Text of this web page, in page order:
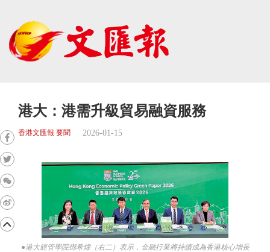
港大：港需升級貿易融資服務
香港文匯報 要聞 2026-01-15
●港大經管學院鄧希煒（右二）表示，金融行業將持續成為香港核心增長